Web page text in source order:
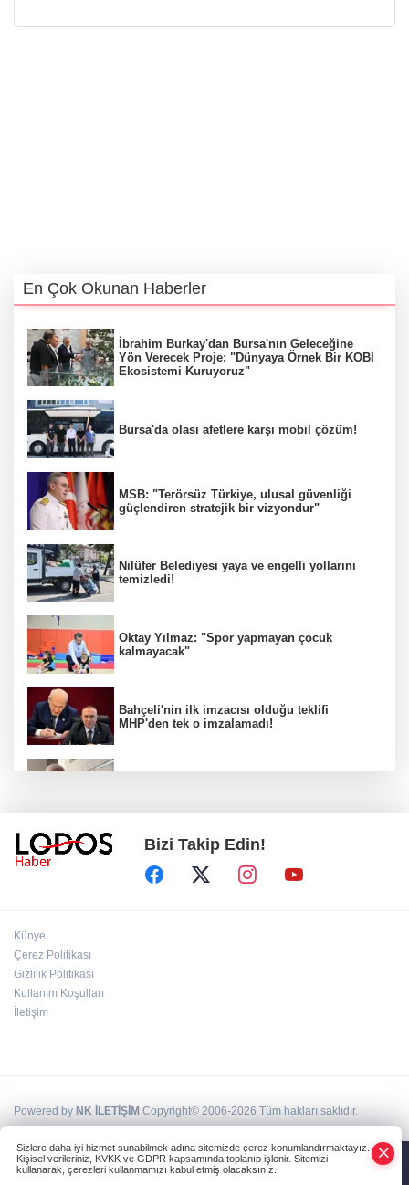
En Çok Okunan Haberler
İbrahim Burkay'dan Bursa'nın Geleceğine
Yön Verecek Proje: "Dünyaya Örnek Bir KOBİ
Ekosistemi Kuruyoruz"
Bursa'da olası afetlere karşı mobil çözüm!
MSB: "Terörsüz Türkiye, ulusal güvenliği
güçlendiren stratejik bir vizyondur"
Nilüfer Belediyesi yaya ve engelli yollarını
temizledi!
Oktay Yılmaz: "Spor yapmayan çocuk
kalmayacak"
Bahçeli'nin ilk imzacısı olduğu teklifi
MHP'den tek o imzalamadı!
Zafer Partisi Genel Başkanı Özdağ:
eminim."!
Bizi Takip Edin!
Künye
Çerez Politikası
Gizlilik Politikası
Kullanım Koşulları
İletişim
Powered by NK İLETİŞİM Copyright© 2006-2026 Tüm hakları saklıdır.
Sizlere daha iyi hizmet sunabilmek adına sitemizde çerez konumlandırmaktayız.
Kişisel verileriniz, KVKK ve GDPR kapsamında toplanıp işlenir. Sitemizi
kullanarak, çerezleri kullanmamızı kabul etmiş olacaksınız.